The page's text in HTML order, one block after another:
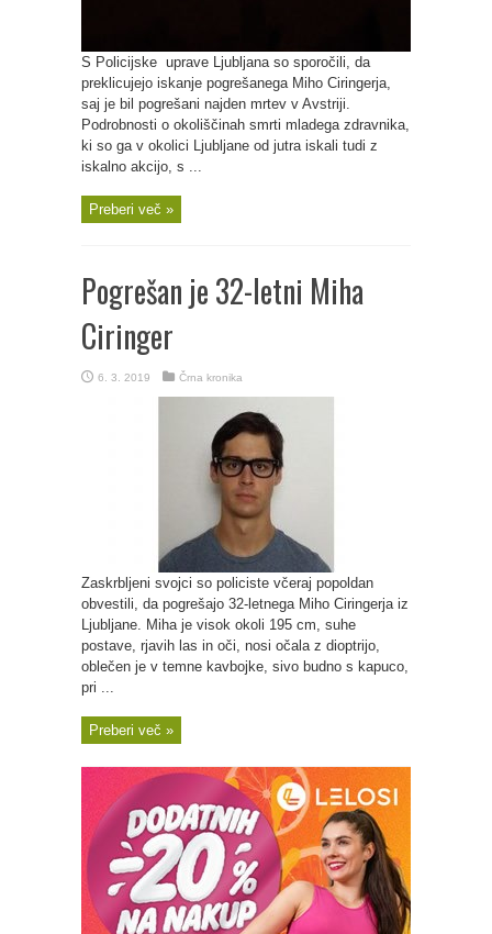
S Policijske uprave Ljubljana so sporočili, da
preklicujejo iskanje pogrešanega Miho Ciringerja,
saj je bil pogrešani najden mrtev v Avstriji.
Podrobnosti o okoliščinah smrti mladega zdravnika,
ki so ga v okolici Ljubljane od jutra iskali tudi z
iskalno akcijo, s ...
Preberi več »
Pogrešan je 32-letni Miha
Ciringer
6. 3. 2019 Črna kronika
Zaskrbljeni svojci so policiste včeraj popoldan
obvestili, da pogrešajo 32-letnega Miho Ciringerja iz
Ljubljane. Miha je visok okoli 195 cm, suhe
postave, rjavih las in oči, nosi očala z dioptrijo,
oblečen je v temne kavbojke, sivo budno s kapuco,
pri ...
Preberi več »